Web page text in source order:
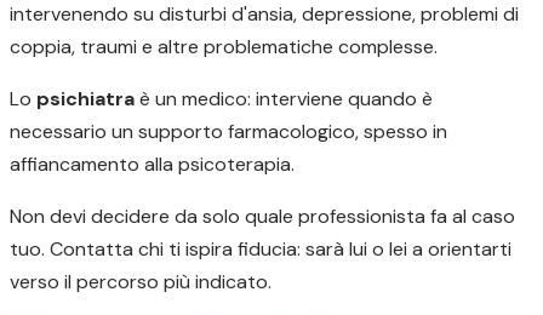
intervenendo su disturbi d'ansia, depressione, problemi di
coppia, traumi e altre problematiche complesse.
Lo psichiatraè un medico: interviene quando è
necessario un supporto farmacologico, spesso in
affiancamento alla psicoterapia.
Non devi decidere da solo quale professionista fa al caso
tuo. Contatta chi ti ispira fiducia: sarà lui o lei a orientarti
verso il percorso più indicato.